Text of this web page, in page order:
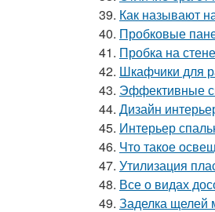
39. Как называют
40. Пробковые
41. Пробка на
42. Шкафчики для
43. Эффективные
44. Дизайн
45. Интерьер
46. Что такое
47. Утилизация
48. Все о видах
49. Заделка щелей